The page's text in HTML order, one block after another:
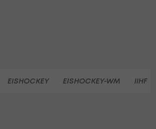
EISHOCKEY EISHOCKEY-WM IIHF